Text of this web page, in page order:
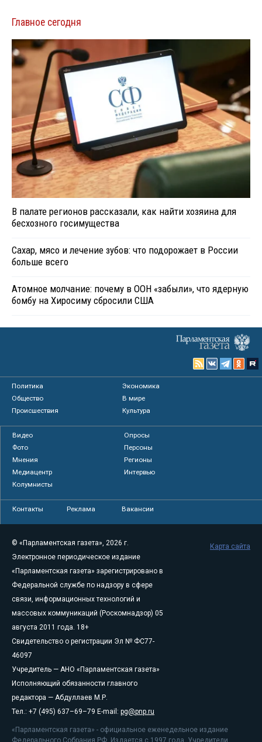
Главное сегодня
В палате регионов рассказали, как найти хозяина для
бесхозного госимущества
Сахар, мясо и лечение зубов: что подорожает в России
больше всего
Атомное молчание: почему в ООН «забыли», что ядерную
бомбу на Хиросиму сбросили США
Политика
Экономика
Общество
В мире
Происшествия
Культура
Видео
Опросы
Фото
Персоны
Мнения
Регионы
Медиацентр
Интервью
Колумнисты
Контакты Реклама Вакансии
© «Парламентская газета», 2026 г.
Электронное периодическое издание
«Парламентская газета» зарегистрировано в
Федеральной службе по надзору в сфере
связи, информационных технологий и
массовых коммуникаций (Роскомнадзор) 05
августа 2011 года. 18+
Свидетельство о регистрации Эл № ФС77-
46097
Учредитель — АНО «Парламентская газета»
Исполняющий обязанности главного
редактора — Абдуллаев М.Р.
Тел.: +7 (495) 637–69–79 E-mail: pg@pnp.ru
«Парламентская газета» - официальное еженедельное издание
Федерального Собрания РФ. Издается с 1997 года. Учредители
Карта сайта